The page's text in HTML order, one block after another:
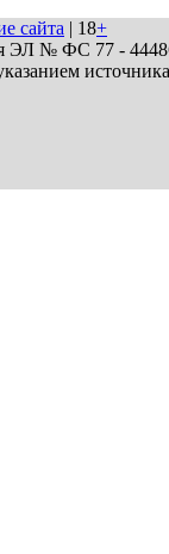
сайта | 18+
№ ФС 77 - 44486